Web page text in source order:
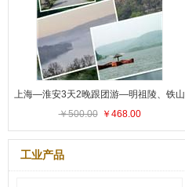
上海—淮安3天2晚跟团游—明祖陵、铁山
寺、泡温泉
￥500.00 ￥468.00
工业产品